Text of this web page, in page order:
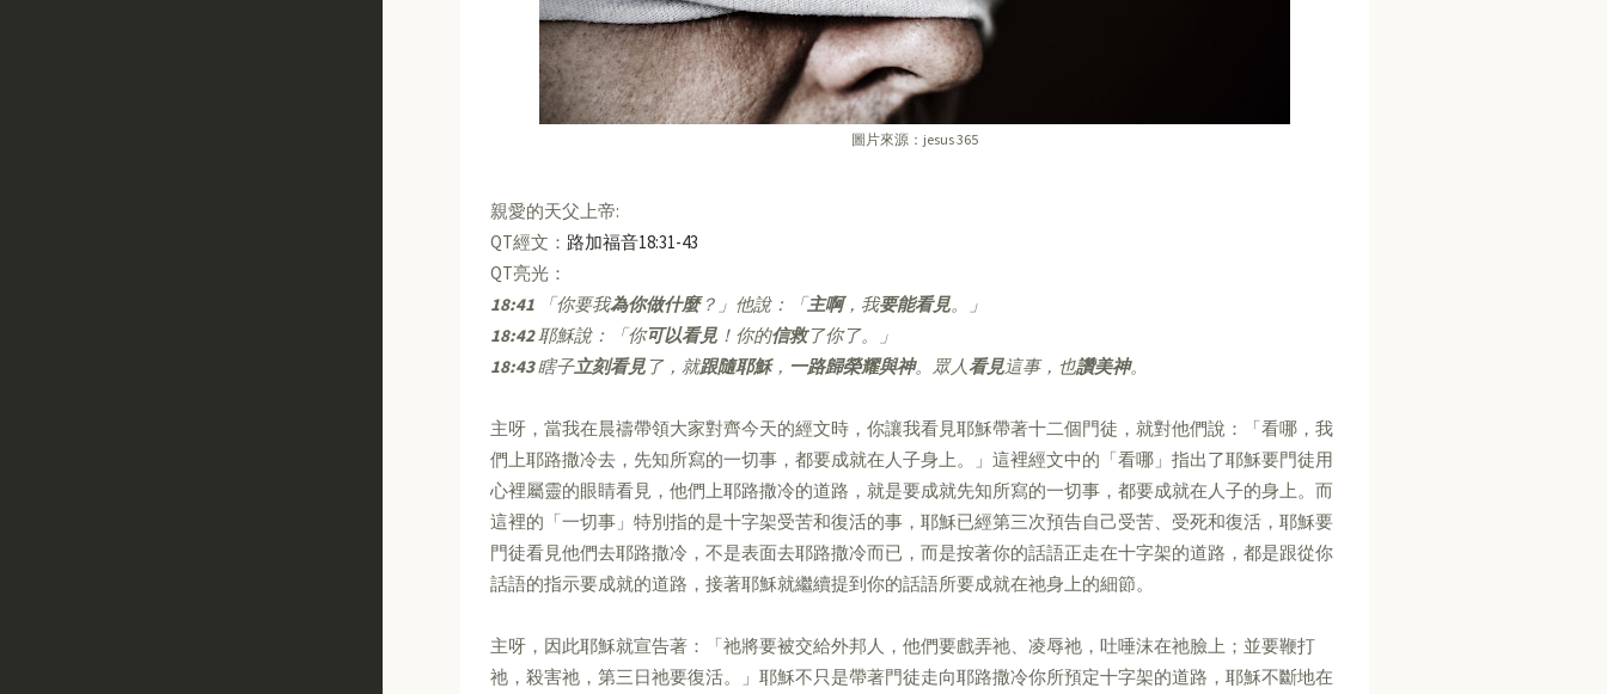
圖片來源：jesus 365
親愛的天父上帝:
QT經文： 路加福音18:31-43
QT亮光：
18:41
「你要我為你做什麼？」他說：「主啊，我要能看見。」
18:42耶穌說：「你可以看見 ！你的信救了你了。」
18:43瞎子立刻看見 了，就跟隨耶穌， 一路歸榮耀與神。眾人看見這事，也讚美神。
主呀，當我在晨禱帶領大家對齊今天的經文時，你讓我看見耶穌帶著十二個門徒，就對他們說：「看哪，我
們上耶路撒冷去，先知所寫的一切事，都要成就在人子身上。」這裡經文中的「看哪」指出了耶穌要門徒用
心裡屬靈的眼睛看見，他們上耶路撒冷的道路，就是要成就先知所寫的一切事，都要成就在人子的身上。而
這裡的「一切事」特別指的是十字架受苦和復活的事，耶穌已經第三次預告自己受苦、受死和復活，耶穌要
門徒看見他們去耶路撒冷，不是表面去耶路撒冷而已，而是按著你的話語正走在十字架的道路，都是跟從你
話語的指示要成就的道路，接著耶穌就繼續提到你的話語所要成就在祂身上的細節。
主呀，因此耶穌就宣告著：「祂將要被交給外邦人，他們要戲弄祂、凌辱祂，吐唾沫在祂臉上；並要鞭打
祂，殺害祂，第三日祂要復活。」耶穌不只是帶著門徒走向耶路撒冷你所預定十字架的道路，耶穌不斷地在